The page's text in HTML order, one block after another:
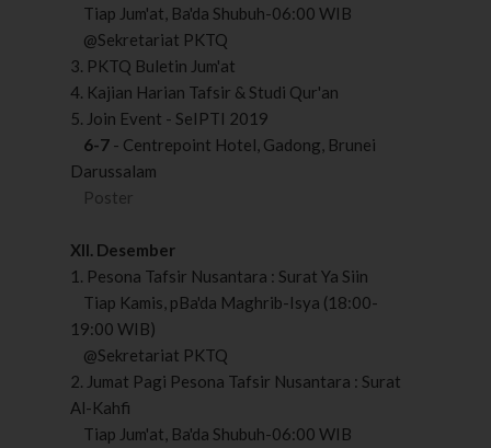
Tiap Jum'at, Ba'da Shubuh-06:00 WIB
@Sekretariat PKTQ
3. PKTQ Buletin Jum'at
4. Kajian Harian Tafsir & Studi Qur'an
5. Join Event - SeIPTI 2019
6-7 - Centrepoint Hotel, Gadong, Brunei
Darussalam
Poster
XII. Desember
1. Pesona Tafsir Nusantara : Surat Ya Siin
Tiap Kamis, pBa'da Maghrib-Isya (18:00-
19:00 WIB)
@Sekretariat PKTQ
2. Jumat Pagi Pesona Tafsir Nusantara : Surat
Al-Kahfi
Tiap Jum'at, Ba'da Shubuh-06:00 WIB